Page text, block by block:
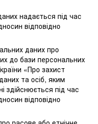
надається під час
відповідно
даних про
до бази персональних
«Про захист
та осіб, яким
здійснюється під час
відповідно